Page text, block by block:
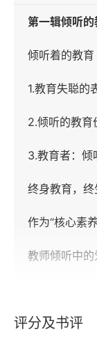
第一辑倾听
倾听着的教育
1.教育失聪的
2.倾听的教育
3.教育者：倾
终身教育，
作为“核心素
教师倾听中的
什么是“认真倾
评分及书评